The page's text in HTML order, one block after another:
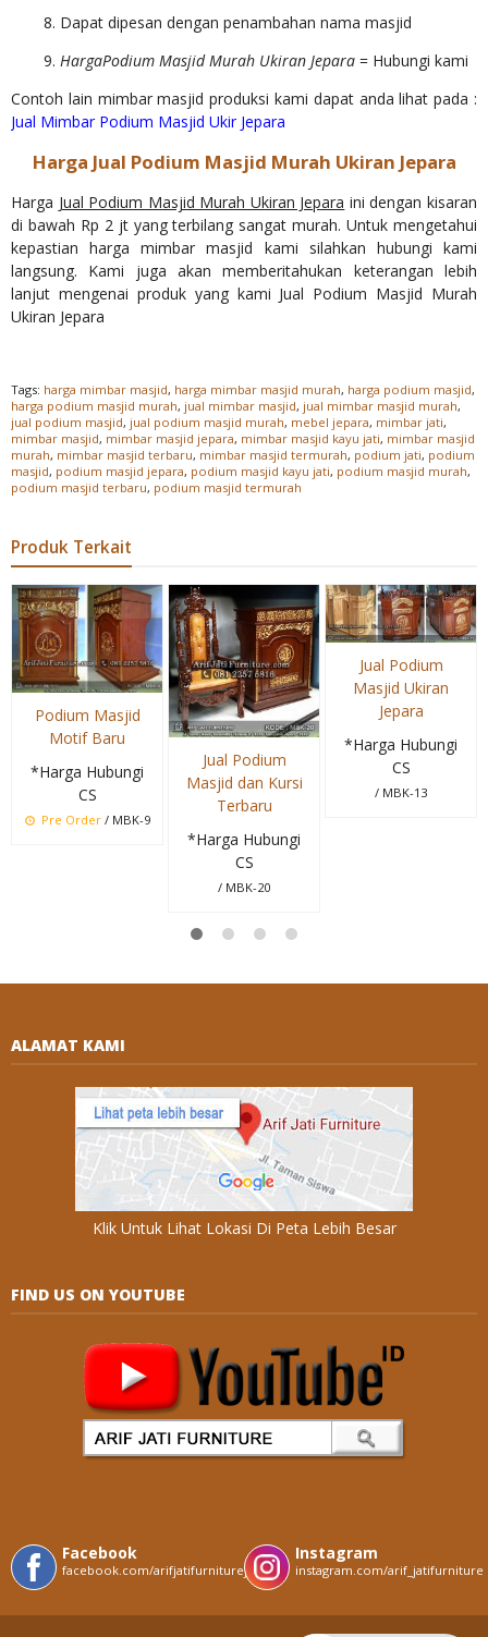
8. Dapat dipesan dengan penambahan nama masjid
9. HargaPodium Masjid Murah Ukiran Jepara = Hubungi kami
Contoh lain mimbar masjid produksi kami dapat anda lihat pada :
Jual Mimbar Podium Masjid Ukir Jepara
Harga Jual Podium Masjid Murah Ukiran Jepara
Harga Jual Podium Masjid Murah Ukiran Jepara ini dengan kisaran
di bawah Rp 2 jt yang terbilang sangat murah. Untuk mengetahui
kepastian harga mimbar masjid kami silahkan hubungi kami
langsung. Kami juga akan memberitahukan keterangan lebih
lanjut mengenai produk yang kami Jual Podium Masjid Murah
Ukiran Jepara
Tags: harga mimbar masjid, harga mimbar masjid murah, harga podium masjid,
harga podium masjid murah, jual mimbar masjid, jual mimbar masjid murah,
jual podium masjid, jual podium masjid murah, mebel jepara, mimbar jati,
mimbar masjid, mimbar masjid jepara, mimbar masjid kayu jati, mimbar masjid
murah, mimbar masjid terbaru, mimbar masjid termurah, podium jati, podium
masjid, podium masjid jepara, podium masjid kayu jati, podium masjid murah,
podium masjid terbaru, podium masjid termurah
Produk Terkait
Podium Masjid
Motif Baru
*Harga Hubungi
CS
Pre Order/ MBK-9
Jual Podium
Masjid dan Kursi
Terbaru
*Harga Hubungi
CS
/ MBK-20
Jual Podium
Masjid Ukiran
Jepara
*Harga Hubungi
CS
/ MBK-13
ALAMAT KAMI
Klik Untuk Lihat Lokasi Di Peta Lebih Besar
FIND US ON YOUTUBE
Facebook
facebook.com/arifjatifurniturejepara
Instagram
instagram.com/arif_jatifurniture